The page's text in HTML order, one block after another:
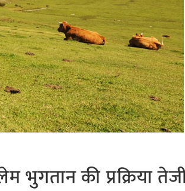
की प्रक्रिया